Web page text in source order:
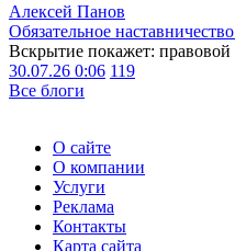
Алексей Панов
Обязательное
Вскрытие покажет: правовой
30.07.26 0:06 119
Все блоги
О сайте
О компании
Услуги
Реклама
Контакты
Карта сайта